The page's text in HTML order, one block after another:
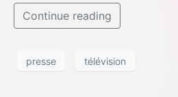
Continue reading
presse télévision